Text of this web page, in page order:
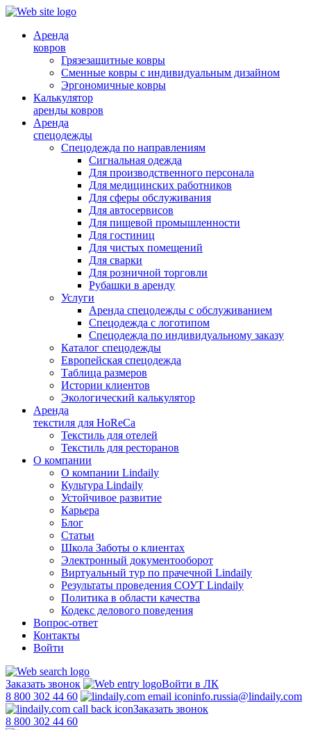
Аренда
ковров
Грязезащитные ковры
Сменные ковры с индивидуальным дизайном
Эргономичные ковры
Калькулятор
аренды ковров
Аренда
спецодежды
Спецодежда по направлениям
Сигнальная одежда
Для производственного персонала
Для медицинских работников
Для сферы обслуживания
Для автосервисов
Для пищевой промышленности
Для гостиниц
Для чистых помещений
Для сварки
Для розничной торговли
Рубашки в аренду
Услуги
Аренда спецодежды с обслуживанием
Спецодежда с логотипом
Спецодежда по индивидуальному заказу
Каталог спецодежды
Европейская спецодежда
Таблица размеров
Истории клиентов
Экологический калькулятор
Аренда
текстиля для HoReCa
Текстиль для отелей
Текстиль для ресторанов
О компании
О компании Lindaily
Культура Lindaily
Устойчивое развитие
Карьера
Блог
Статьи
Школа Заботы о клиентах
Электронный документооборот
Виртуальный тур по прачечной Lindaily
Результаты проведения СОУТ Lindaily
Политика в области качества
Кодекс делового поведения
Вопрос-ответ
Контакты
Войти
Заказать звонок
Войти в ЛК
8 800 302 44 60
info.russia@lindaily.com
Заказать звонок
8 800 302 44 60